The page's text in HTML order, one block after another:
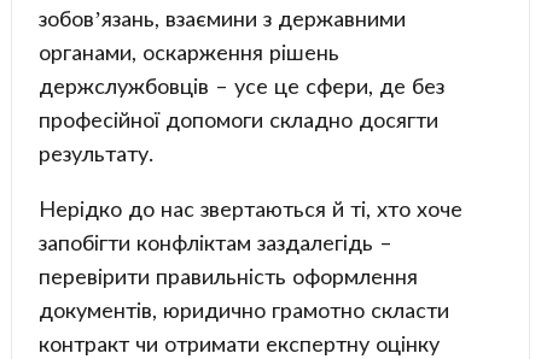
зобов’язань, взаємини з державними
органами, оскарження рішень
держслужбовців – усе це сфери, де без
професійної допомоги складно досягти
результату.
Нерідко до нас звертаються й ті, хто хоче
запобігти конфліктам заздалегідь –
перевірити правильність оформлення
документів, юридично грамотно скласти
контракт чи отримати експертну оцінку